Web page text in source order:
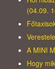
(04.09.
A MINI
Hogy